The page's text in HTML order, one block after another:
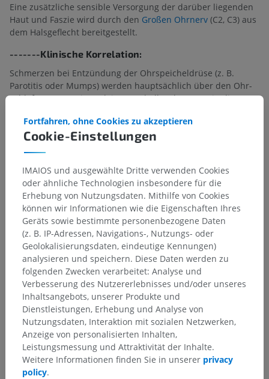
Eine zusätzliche sensible Versorgung der darüber liegenden
Haut und Faszie wird durch den Großen Ohrnerv (C2, C3) aus
dem Halsgeflecht bereitgestellt.
-------Klinische Korrelation:
Schmerzen bei Entzündung der Ohrspeicheldrüse (z. B.
Parotitis oder Mumps) werden hauptsächlich über den Ohr-
Schläfen-Nerv weitergeleitet, weshalb Schmerzen in die
ausstrahlen können.
2. Parasympathische (sekretomotorische)
Versorgung
Verlauf:
Unterer Speichelkern>Zungen-Rachen-Nerv(CN IX) >
Ramus tympanicus>Nervengeflecht der Paukenhöhle>
Nervus petrosus minor> Ohrganglion(Synapse) >Ohr-
Schläfen-Nerv→Ohrspeicheldrüse
3. Sympathische Versorgung
Durch vasomotorische postganglionäre sympathische
Fasern, die die Ohrspeicheldrüse über die Geflechte um
die Äußere Halsschlagader und ihre Äste erreichen.
Klinische Korrelationen
Mumps (virale Parotitis): verursacht schmerzhafte
Parotisschwellung, Fieber und durch gesteigerte
Speichelsekretion beim Essen verstärkte Schmerzen.
Cookie-Einstellungen
Fortfahren, ohne Cookies zu akzeptieren
IMAIOS und ausgewählte Dritte verwenden Cookies
oder ähnliche Technologien insbesondere für die
Erhebung von Nutzungsdaten. Mithilfe von Cookies
können wir Informationen wie die Eigenschaften Ihres
Geräts sowie bestimmte personenbezogene Daten
(z. B. IP-Adressen, Navigations-, Nutzungs- oder
Geolokalisierungsdaten, eindeutige Kennungen)
analysieren und speichern. Diese Daten werden zu
folgenden Zwecken verarbeitet: Analyse und
Verbesserung des Nutzererlebnisses und/oder unseres
Inhaltsangebots, unserer Produkte und
Dienstleistungen, Erhebung und Analyse von
Nutzungsdaten, Interaktion mit sozialen Netzwerken,
Anzeige von personalisierten Inhalten,
Leistungsmessung und Attraktivität der Inhalte.
Weitere Informationen finden Sie in unserer privacy
policy.